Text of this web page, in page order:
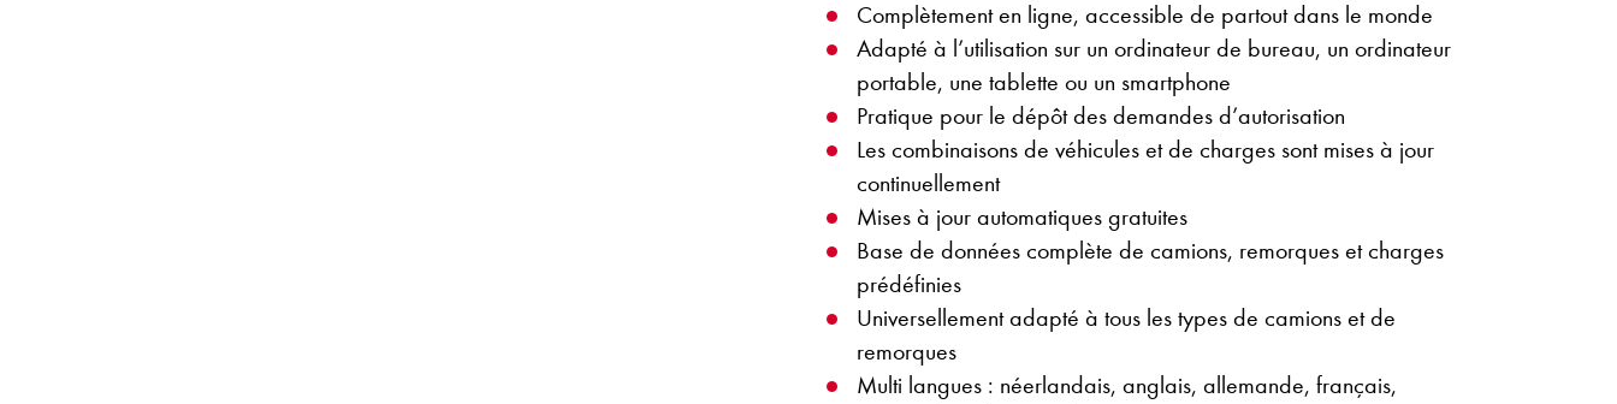
Complètement en ligne, accessible de partout dans le monde
Adapté à l’utilisation sur un ordinateur de bureau, un ordinateur
portable, une tablette ou un smartphone
Pratique pour le dépôt des demandes d’autorisation
Les combinaisons de véhicules et de charges sont mises à jour
continuellement
Mises à jour automatiques gratuites
Base de données complète de camions, remorques et charges
prédéfinies
Universellement adapté à tous les types de camions et de
remorques
Multi langues : néerlandais, anglais, allemande, français,